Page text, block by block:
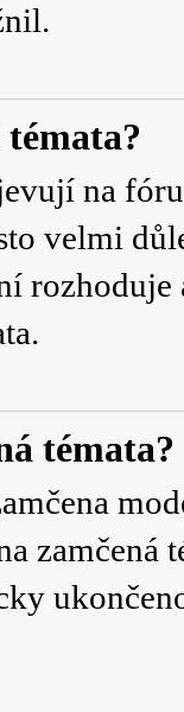
na
velmi
témata?
zamčená